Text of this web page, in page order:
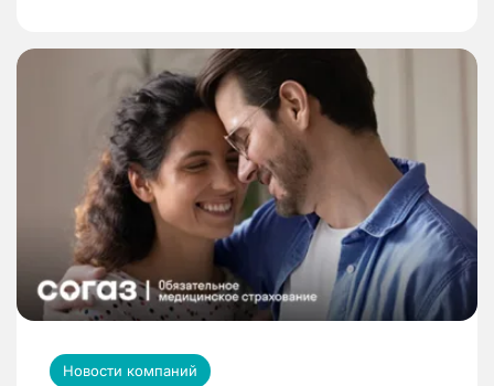
Новости компаний